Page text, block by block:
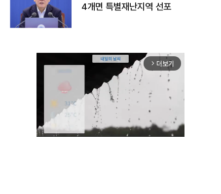
4개면 특별재난지역 선포
arrow_forward_ios 더보기